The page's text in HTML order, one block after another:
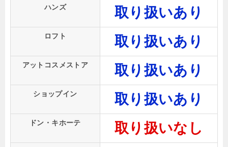
ハンズ 取り扱いあり
ロフト 取り扱いあり
アットコスメストア 取り扱いあり
ショップイン 取り扱いあり
ドン・キホーテ 取り扱いなし